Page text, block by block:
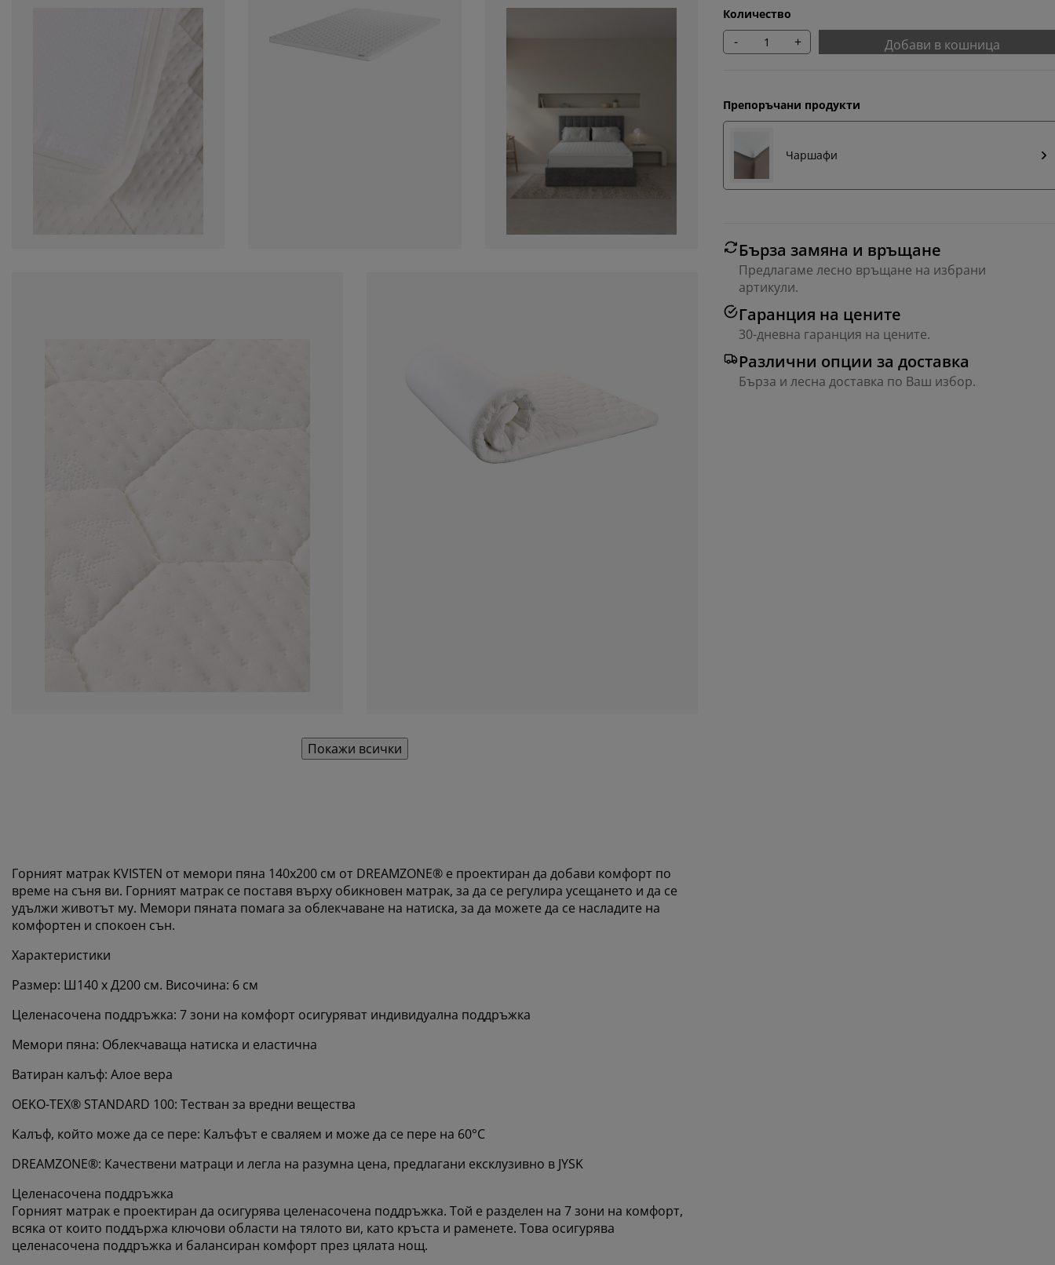
Покажи всички
Количество
- + Добави в кошница
Препоръчани продукти
Чаршафи
Бърза замяна и връщане
Предлагаме лесно връщане на избрани
артикули.
Гаранция на цените
30-дневна гаранция на цените.
Различни опции за доставка
Бърза и лесна доставка по Ваш избор.
Горният матрак KVISTEN от мемори пяна 140x200 см от DREAMZONE® е проектиран да добави комфорт по
време на съня ви. Горният матрак се поставя върху обикновен матрак, за да се регулира усещането и да се
удължи животът му. Мемори пяната помага за облекчаване на натиска, за да можете да се насладите на
комфортен и спокоен сън.
Характеристики
Размер: Ш140 x Д200 см. Височина: 6 см
Целенасочена поддръжка: 7 зони на комфорт осигуряват индивидуална поддръжка
Мемори пяна: Облекчаваща натиска и еластична
Ватиран калъф: Алое вера
OEKO-TEX® STANDARD 100: Тестван за вредни вещества
Калъф, който може да се пере: Калъфът е сваляем и може да се пере на 60°C
DREAMZONE®: Качествени матраци и легла на разумна цена, предлагани ексклузивно в JYSK
Целенасочена поддръжка
Горният матрак е проектиран да осигурява целенасочена поддръжка. Той е разделен на 7 зони на комфорт,
всяка от които поддържа ключови области на тялото ви, като кръста и раменете. Това осигурява
целенасочена поддръжка и балансиран комфорт през цялата нощ.